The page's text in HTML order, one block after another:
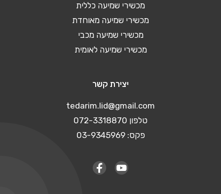
מכשירי שמיעה כללית
מכשירי שמיעה מאוחדת
מכשירי שמיעה מכבי
מכשירי שמיעה לאומית
יצירת קשר
tedarim.lid@gmail.com
טלפון 072-3318870
פקס: 03-9345969